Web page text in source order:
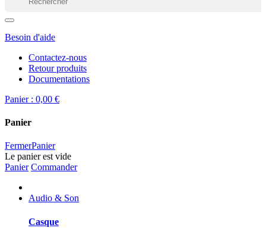
Besoin d'aide
Contactez-nous
Retour produits
Documentations
Panier : 0,00 €
Panier
FermerPanier
Le panier est vide
Panier Commander
Audio & Son
Casque